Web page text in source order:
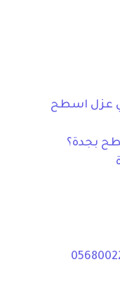
عزل اسطح
بجدة؟